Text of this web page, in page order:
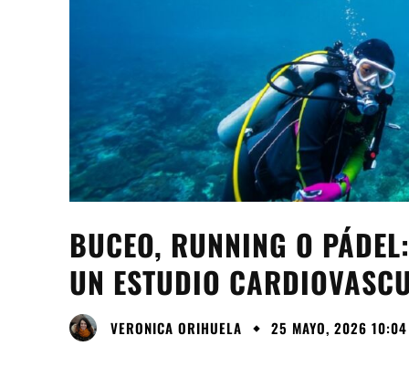
BUCEO, RUNNING O
UN ESTUDIO
VERONICA ORIHUELA 25 MAYO, 2026 10:04